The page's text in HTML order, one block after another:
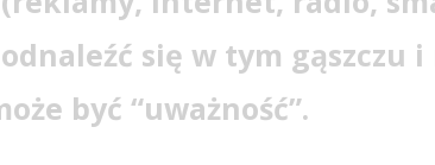
się w tym gąszczu
być “uważność”.